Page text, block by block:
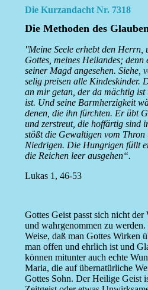
Die Kurzandacht Nr. 7318
Die Methoden des
''Meine Seele erhebt den Herrn,
Gottes, meines Heilandes;
seiner Magd angesehen. Siehe,
selig preisen alle Kindeskinder.
an mir getan, der da mächtig ist
ist. Und seine Barmherzigkeit
denen, die ihn fürchten. Er übt
und zerstreut, die hoffärtig sind
stößt die Gewaltigen vom Thron
Niedrigen. Die Hungrigen füllt
die Reichen leer ausgehen“.
Lukas 1, 46-53
Gottes Geist passt sich nicht der
und wahrgenommen zu
Weise, daß man Gottes Wirken
man offen und ehrlich ist und
können mitunter auch echte
Maria, die auf übernatürliche
Gottes Sohn. Der Heilige Geist